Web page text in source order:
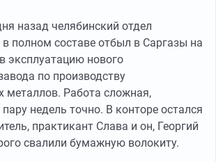
назад челябинский отдел
полном составе отбыл в Саргазы на
эксплуатацию нового
по производству
металлов. Работа сложная,
недель точно. В конторе остался
практикант Слава и он, Георгий
свалили бумажную волокиту.